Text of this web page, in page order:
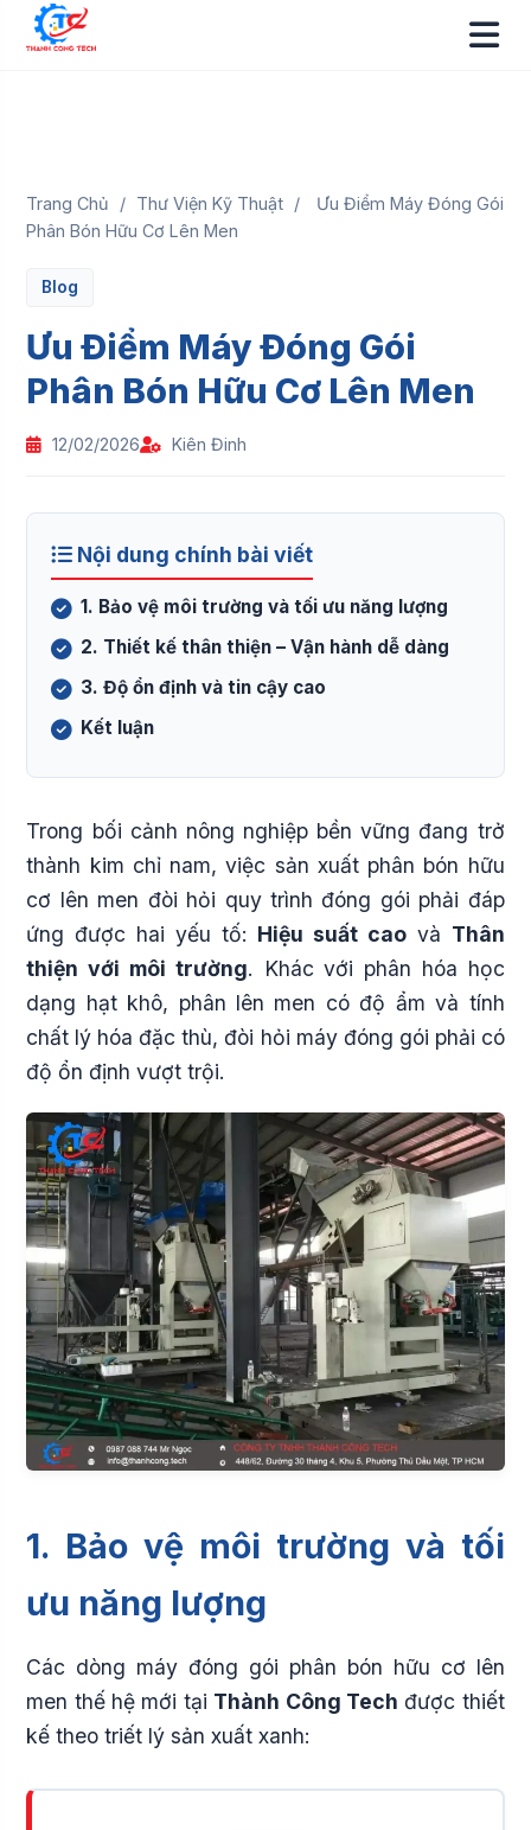
Trang Chủ / Thư Viện Kỹ Thuật /
Ưu Điểm Máy Đóng Gói
Phân Bón Hữu Cơ Lên Men
Blog
Ưu Điểm Máy Đóng Gói
Phân Bón Hữu Cơ Lên Men
12/02/2026 Kiên Đinh
Nội dung chính bài viết
1. Bảo vệ môi trường và tối ưu năng lượng
2. Thiết kế thân thiện – Vận hành dễ dàng
3. Độ ổn định và tin cậy cao
Kết luận
Trong bối cảnh nông nghiệp bền vững đang trở
thành kim chỉ nam, việc sản xuất phân bón hữu
cơ lên men đòi hỏi quy trình đóng gói phải đáp
ứng được hai yếu tố: Hiệu suất cao và Thân
thiện với môi trường. Khác với phân hóa học
dạng hạt khô, phân lên men có độ ẩm và tính
chất lý hóa đặc thù, đòi hỏi máy đóng gói phải có
độ ổn định vượt trội.
1. Bảo vệ môi trường và tối
ưu năng lượng
Các dòng máy đóng gói phân bón hữu cơ lên
men thế hệ mới tại Thành Công Tech được thiết
kế theo triết lý sản xuất xanh: